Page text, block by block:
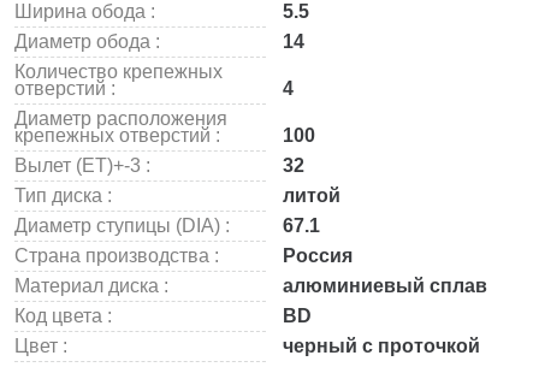
Ширина обода :
5.5
Диаметр обода :
14
Количество крепежных
отверстий :
4
Диаметр расположения
крепежных отверстий :
100
Вылет (ET)+-3 :
32
Тип диска :
литой
Диаметр ступицы (DIA) :
67.1
Страна производства :
Россия
Материал диска :
алюминиевый сплав
Код цвета :
BD
Цвет :
черный с проточкой